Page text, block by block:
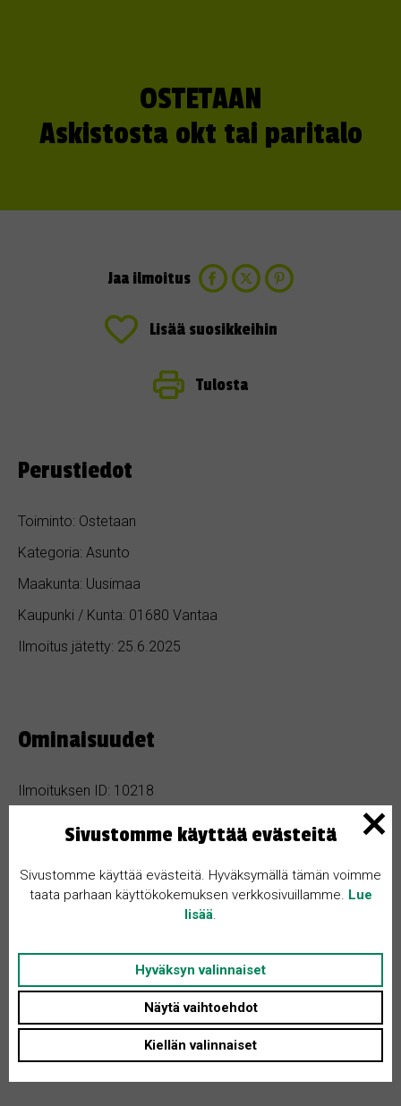
OSTETAAN
Askistosta okt tai paritalo
Jaa ilmoitus
Lisää suosikkeihin
Tulosta
Perustiedot
Toiminto: Ostetaan
Kategoria: Asunto
Maakunta: Uusimaa
Kaupunki / Kunta: 01680 Vantaa
Ilmoitus jätetty: 25.6.2025
Ominaisuudet
Ilmoituksen ID: 10218
Kylpyhuoneita: Ei määritelty
Tontin koko: Ei määritelty
Asunnon tyyppi: Omakotitalo
Sivustomme käyttää evästeitä
Sivustomme käyttää evästeitä. Hyväksymällä tämän voimme
taata parhaan käyttökokemuksen verkkosivuillamme. Lue
lisää
Hyväksyn valinnaiset
Näytä vaihtoehdot
Kiellän valinnaiset